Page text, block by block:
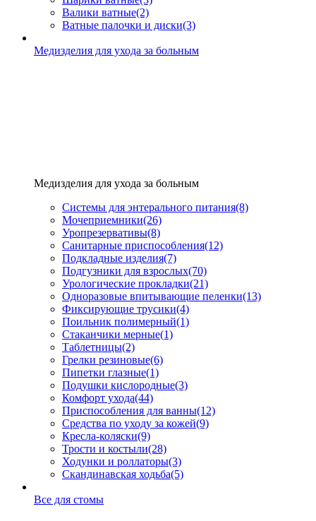
Валики ватные(2)
Ватные палочки и диски(3)
Медизделия для ухода за больным
Медизделия для ухода за больным
Системы для энтерального питания(8)
Мочеприемники(26)
Уропрезервативы(8)
Санитарные приспособления(12)
Подкладные изделия(7)
Подгузники для взрослых(70)
Урологические прокладки(21)
Одноразовые впитывающие пеленки(13)
Фиксирующие трусики(4)
Поильник полимерный(1)
Стаканчики мерные(1)
Таблетницы(2)
Грелки резиновые(6)
Пипетки глазные(1)
Подушки кислородные(3)
Комфорт ухода(44)
Приспособления для ванны(12)
Средства по уходу за кожей(9)
Кресла-коляски(9)
Трости и костыли(28)
Ходунки и роллаторы(3)
Скандинавская ходьба(5)
Все для стомы